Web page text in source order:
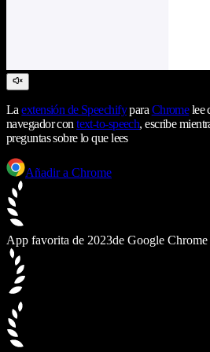
Laextensión de Speechifypara Chromelee
navegador context-to-speech, escribe
preguntas sobre lo que lees
Añadir a Chrome
App favorita de 2023de Google Chrome